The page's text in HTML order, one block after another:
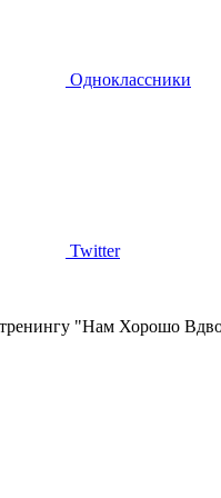
Одноклассники
Twitter
тренингу "Нам Хорошо